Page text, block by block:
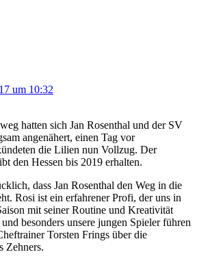
um 10:32
hatten sich Jan Rosenthal und der SV
angenähert, einen Tag vor
die Lilien nun Vollzug. Der
den Hessen bis 2019 erhalten.
dass Jan Rosenthal den Weg in die
Rosi ist ein erfahrener Profi, der uns in
mit seiner Routine und Kreativität
besonders unsere jungen Spieler führen
Torsten Frings über die
Zehners.